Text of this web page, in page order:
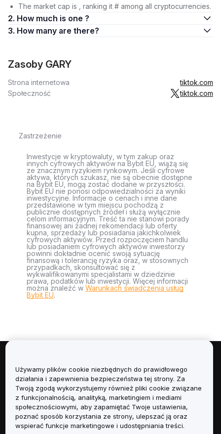
The market cap is , ranking it # among all cryptocurrencies.
2. How much is one ?
3. How many are there?
Zasoby GARY
Strona internetowa
tiktok.com
Społeczność
tiktok.com
Zastrzeżenie
Inwestycje w kryptowaluty, w tym zakup oraz
innych cyfrowych aktywów na Bybit EU, wiążą się
ze znacznym ryzykiem rynkowym. Jeśli cyfrowe
aktywa, których szukasz, nie są obecnie dostępne
na Bybit EU, mogą zostać dodane w przyszłości.
Bybit EU nie ponosi odpowiedzialności za wyniki
inwestycyjne. Informacje o cenach i inne dane
przedstawione w tym miejscu pochodzą z
publicznie dostępnych źródeł i służą wyłącznie
celom informacyjnym. Treść ta nie stanowi porady
finansowej ani żadnej rekomendacji lub oferty
kupna, sprzedaży lub posiadania jakichkolwiek
cyfrowych aktywów. Przed rozpoczęciem handlu
lub posiadaniem cyfrowych aktywów inwestorzy
powinni dokładnie ocenić swoją sytuację
finansową i tolerancję ryzyka oraz, w stosownych
przypadkach, skonsultować się z
wykwalifikowanymi specjalistami w dziedzinie
prawa, podatków lub inwestycji. Więcej informacji
można znaleźć w Warunkach świadczenia usług
Bybit EU.
Informacje
Usługi
Obsługa Klienta
Używamy plików cookie niezbędnych do prawidłowego
działania i zapewnienia bezpieczeństwa tej strony. Za
Twoją zgodą wykorzystujemy również pliki cookie związane
z funkcjonalnością, analityką, marketingiem i mediami
społecznościowymi, aby zapamiętać Twoje ustawienia,
poznać sposób korzystania ze strony, ulepszać ją oraz
wspierać funkcje marketingowe i udostępniania treści.